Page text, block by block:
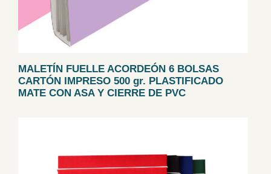
MALETÍN FUELLE ACORDEÓN 6 BOLSAS
CARTÓN IMPRESO 500 gr. PLASTIFICADO
MATE CON ASA Y CIERRE DE PVC